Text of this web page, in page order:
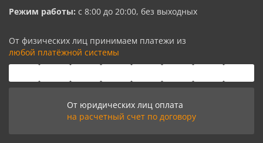
Режим работы: с 8:00 до 20:00, без выходных
От физических лиц принимаем платежи из
любой платёжной системы
От юридических лиц оплата
на расчетный счет по договору